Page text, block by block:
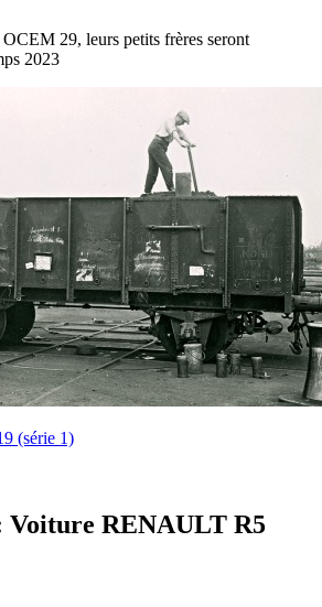
29, leurs petits frères seront
2023
(série 1)
Voiture RENAULT R5